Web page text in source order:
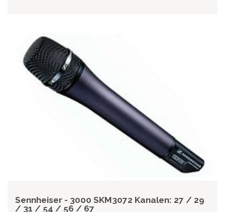
Sennheiser - 3000 SKM3072 Kanalen: 27 / 29
/ 31 / 54 / 56 / 67